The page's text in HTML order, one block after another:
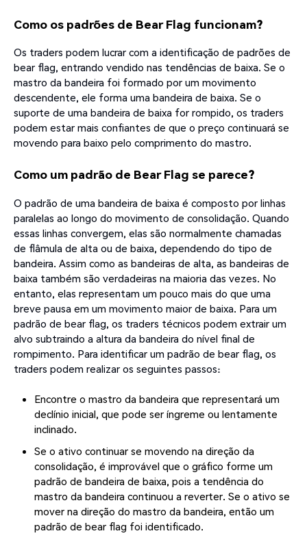
Como os padrões de Bear Flag funcionam?
Os traders podem lucrar com a identificação de padrões de
bear flag, entrando vendido nas tendências de baixa. Se o
mastro da bandeira foi formado por um movimento
descendente, ele forma uma bandeira de baixa. Se o
suporte de uma bandeira de baixa for rompido, os traders
podem estar mais confiantes de que o preço continuará se
movendo para baixo pelo comprimento do mastro.
Como um padrão de Bear Flag se parece?
O padrão de uma bandeira de baixa é composto por linhas
paralelas ao longo do movimento de consolidação. Quando
essas linhas convergem, elas são normalmente chamadas
de flâmula de alta ou de baixa, dependendo do tipo de
bandeira. Assim como as bandeiras de alta, as bandeiras de
baixa também são verdadeiras na maioria das vezes. No
entanto, elas representam um pouco mais do que uma
breve pausa em um movimento maior de baixa. Para um
padrão de bear flag, os traders técnicos podem extrair um
alvo subtraindo a altura da bandeira do nível final de
rompimento. Para identificar um padrão de bear flag, os
traders podem realizar os seguintes passos:
Encontre o mastro da bandeira que representará um
declínio inicial, que pode ser íngreme ou lentamente
inclinado.
Se o ativo continuar se movendo na direção da
consolidação, é improvável que o gráfico forme um
padrão de bandeira de baixa, pois a tendência do
mastro da bandeira continuou a reverter. Se o ativo se
mover na direção do mastro da bandeira, então um
padrão de bear flag foi identificado.